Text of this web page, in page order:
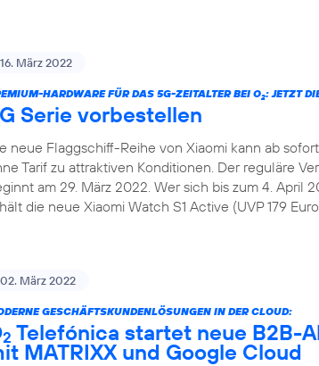
16. März 2022
HARDWARE FÜR DAS 5G-ZEITALTER BEI O2: JETZT
Serie vorbestellen
neue Flaggschiff-Reihe von Xiaomi kann ab
Tarif zu attraktiven Konditionen. Der reguläre
am 29. März 2022. Wer sich bis zum 4. April
die neue Xiaomi Watch S1 Active (UVP 179
02. März 2022
GESCHÄFTSKUNDENLÖSUNGEN IN DER CLOUD:
2 Telefónica startet neue B2B-
MATRIXX und Google Cloud